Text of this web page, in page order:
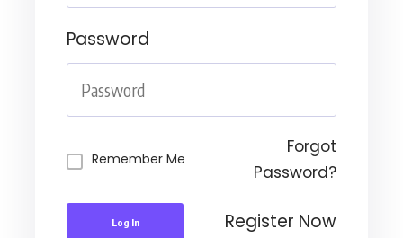
Password
Remember Me
Forgot
Password?
Log In Register Now